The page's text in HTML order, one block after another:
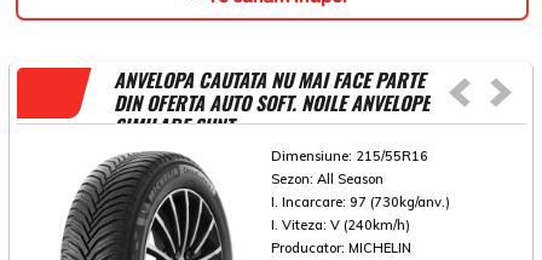
ANVELOPA CAUTATA NU MAI FACE PARTE
DIN OFERTA AUTO SOFT. NOILE ANVELOPE
SIMILARE SUNT
Dimensiune: 215/55R16
Sezon: All Season
I. Incarcare: 97 (730kg/anv.)
I. Viteza: V (240km/h)
Producator: MICHELIN